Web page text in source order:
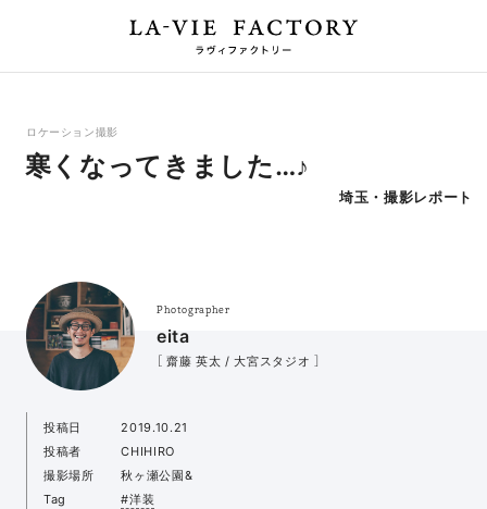
ロケーション撮影
寒くなってきました…♪
埼玉・撮影レポート
Photographer
eita
［ 齋藤 英太 / 大宮スタジオ ］
投稿日
2019.10.21
投稿者
CHIHIRO
撮影場所
秋ヶ瀬公園&
Tag
#洋装